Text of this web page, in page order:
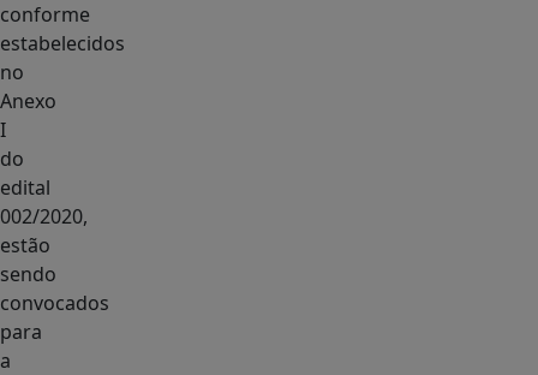
conforme
estabelecidos
no
Anexo
I
do
edital
002/2020,
estão
sendo
convocados
para
a